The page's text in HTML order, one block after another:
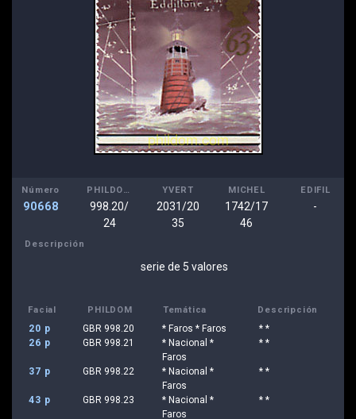
Número
90668
PHILDOM
998.20/
24
YVERT
2031/20
35
MICHEL
1742/17
46
EDIFIL
-
Descripción
serie de 5 valores
Facial PHILDOM Temática Descripción
20 p GBR 998.20 * Faros * Faros
* *
26 p
GBR 998.21
* Nacional *
Faros
* *
37 p GBR 998.22
* Nacional *
Faros
* *
43 p GBR 998.23
* Nacional *
Faros
* *